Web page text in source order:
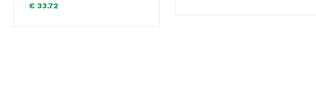
IFC Skincare Portugal, Lda.
€ 33.72